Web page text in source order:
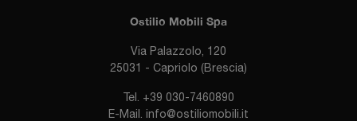
Ostilio Mobili Spa
Via Palazzolo, 120
25031 - Capriolo (Brescia)
Tel. +39 030-7460890
E-Mail. info@ostiliomobili.it